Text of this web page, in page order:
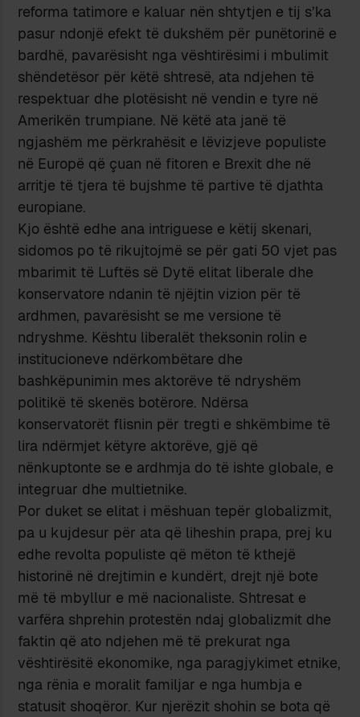
reforma tatimore e kaluar nën shtytjen e tij s’ka
pasur ndonjë efekt të dukshëm për punëtorinë e
bardhë, pavarësisht nga vështirësimi i mbulimit
shëndetësor për këtë shtresë, ata ndjehen të
respektuar dhe plotësisht në vendin e tyre në
Amerikën trumpiane. Në këtë ata janë të
ngjashëm me përkrahësit e lëvizjeve populiste
në Europë që çuan në fitoren e Brexit dhe në
arritje të tjera të bujshme të partive të djathta
europiane.
Kjo është edhe ana intriguese e këtij skenari,
sidomos po të rikujtojmë se për gati 50 vjet pas
mbarimit të Luftës së Dytë elitat liberale dhe
konservatore ndanin të njëjtin vizion për të
ardhmen, pavarësisht se me versione të
ndryshme. Kështu liberalët theksonin rolin e
institucioneve ndërkombëtare dhe
bashkëpunimin mes aktorëve të ndryshëm
politikë të skenës botërore. Ndërsa
konservatorët flisnin për tregti e shkëmbime të
lira ndërmjet këtyre aktorëve, gjë që
nënkuptonte se e ardhmja do të ishte globale, e
integruar dhe multietnike.
Por duket se elitat i mëshuan tepër globalizmit,
pa u kujdesur për ata që liheshin prapa, prej ku
edhe revolta populiste që mëton të kthejë
historinë në drejtimin e kundërt, drejt një bote
më të mbyllur e më nacionaliste. Shtresat e
varfëra shprehin protestën ndaj globalizmit dhe
faktin që ato ndjehen më të prekurat nga
vështirësitë ekonomike, nga paragjykimet etnike,
nga rënia e moralit familjar e nga humbja e
statusit shoqëror. Kur njerëzit shohin se bota që